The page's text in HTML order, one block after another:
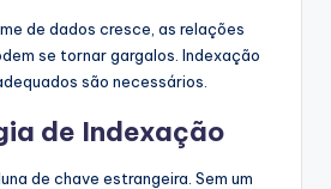
de dados cresce, as relações
se tornar gargalos. Indexação
são necessários.
de Indexação
de chave estrangeira. Sem um